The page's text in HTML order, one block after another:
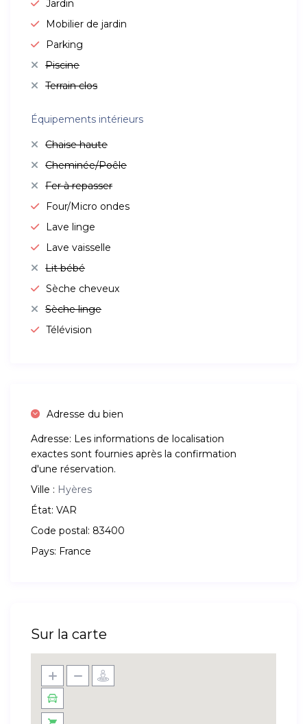
Jardin
Mobilier de jardin
Parking
Piscine
Terrain clos
Équipements intérieurs
Chaise haute
Cheminée/Poêle
Fer à repasser
Four/Micro ondes
Lave linge
Lave vaisselle
Lit bébé
Sèche cheveux
Sèche linge
Télévision
Adresse du bien
Adresse: Les informations de localisation
exactes sont fournies après la confirmation
d'une réservation.
Ville : Hyères
État: VAR
Code postal: 83400
Pays: France
Sur la carte